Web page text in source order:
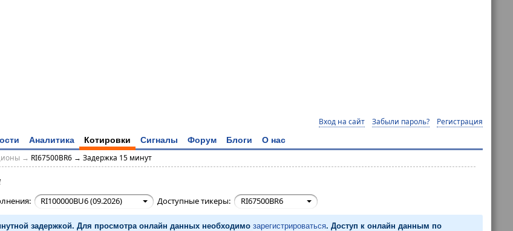
Вход на сайт Забыли пароль? Регистрация
Аналитика Котировки Сигналы Форум Блоги О нас
→ RI67500BR6 → Задержка 15 минут
RI100000BU6 (09.2026) Доступные тикеры: RI67500BR6
задержкой. Для просмотра онлайн данных необходимо зарегистрироваться. Доступ к онлайн данным по